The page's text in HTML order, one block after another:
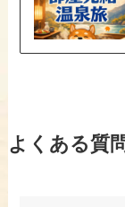
よくある質